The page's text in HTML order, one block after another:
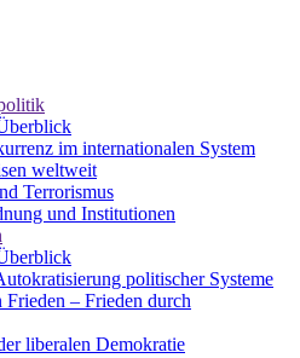
im internationalen System
weltweit
Terrorismus
und Institutionen
politischer Systeme
– Frieden durch
liberalen Demokratie